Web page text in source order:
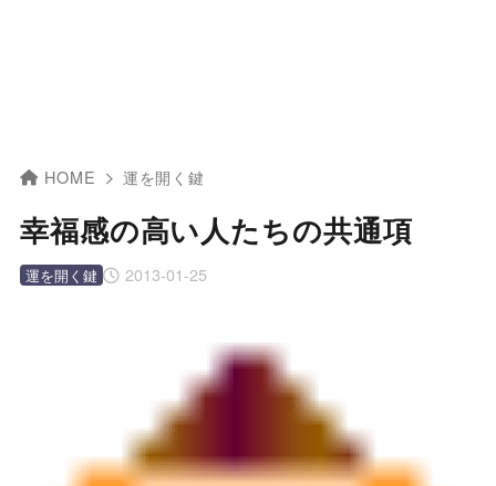
HOME 運を開く鍵
幸福感の高い人たちの共通項
2013-01-25
運を開く鍵